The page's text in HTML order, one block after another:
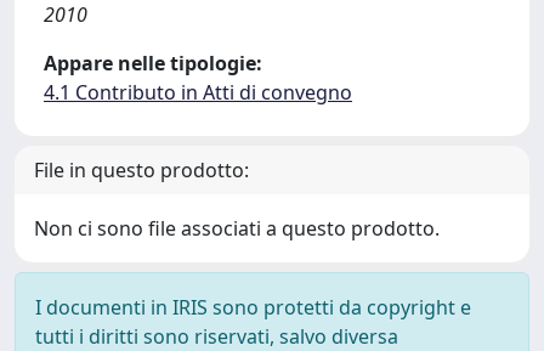
2010
Appare nelle tipologie:
4.1 Contributo in Atti di convegno
File in questo prodotto:
Non ci sono file associati a questo prodotto.
I documenti in IRIS sono protetti da copyright e
tutti i diritti sono riservati, salvo diversa